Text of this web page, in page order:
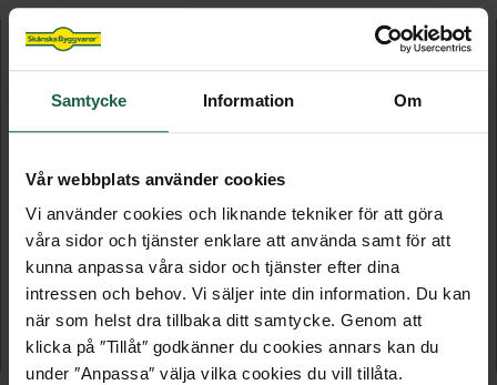
Samtycke Information Om
Vår webbplats använder cookies
Vi använder cookies och liknande tekniker för att göra
våra sidor och tjänster enklare att använda samt för att
kunna anpassa våra sidor och tjänster efter dina
intressen och behov. Vi säljer inte din information. Du kan
när som helst dra tillbaka ditt samtycke. Genom att
klicka på ″Tillåt″ godkänner du cookies annars kan du
under ″Anpassa″ välja vilka cookies du vill tillåta.
HÄNGSKENA
289 kr
AVDELARE FÖR MESHKORG
79 kr